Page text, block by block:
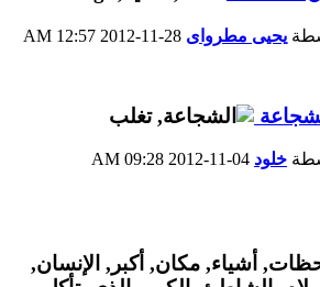
يحيى مطرواى
12:57 AM
خلود
09:28 AM